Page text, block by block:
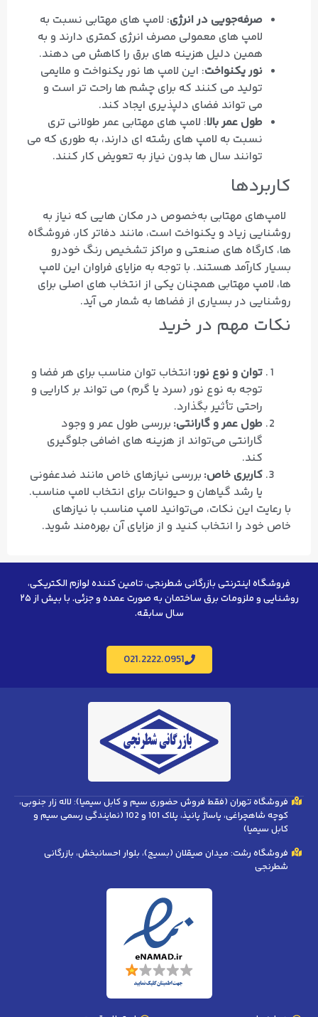
صرفه‌جویی در انرژی: لامپ‌ های مهتابی نسبت به
لامپ‌ های معمولی مصرف انرژی کمتری دارند و به
همین دلیل هزینه‌ های برق را کاهش می‌ دهند.
نور یکنواخت: این لامپ‌ ها نور یکنواخت و ملایمی
تولید می‌ کنند که برای چشم‌ ها راحت‌ تر است و
می‌ تواند فضای دلپذیری ایجاد کند.
طول عمر بالا: لامپ‌ های مهتابی عمر طولانی‌ تری
نسبت به لامپ‌ های رشته‌ ای دارند، به طوری که می‌
توانند سال‌ ها بدون نیاز به تعویض کار کنند.
کاربردها
لامپ‌های مهتابی به‌خصوص در مکان‌ هایی که نیاز به
روشنایی زیاد و یکنواخت است، مانند دفاتر کار، فروشگاه‌
ها، کارگاه‌ های صنعتی و مراکز تشخیص رنگ خودرو
بسیار کارآمد هستند. با توجه به مزایای فراوان این لامپ‌
ها، لامپ مهتابی همچنان یکی از انتخاب‌ های اصلی برای
روشنایی در بسیاری از فضاها به شمار می‌ آید.
نکات مهم در خرید
توان و نوع نور: انتخاب توان مناسب برای هر فضا و
توجه به نوع نور (سرد یا گرم) می‌ تواند بر کارایی و
راحتی تأثیر بگذارد.
طول عمر و گارانتی: بررسی طول عمر و وجود
گارانتی می‌تواند از هزینه‌ های اضافی جلوگیری
کند.
کاربری خاص: بررسی نیازهای خاص مانند ضدعفونی
یا رشد گیاهان و حیوانات برای انتخاب لامپ مناسب.
با رعایت این نکات، می‌توانید لامپ مناسب با نیازهای
خاص خود را انتخاب کنید و از مزایای آن بهره‌مند شوید.
فروشگاه اینترنتی بازرگانی شطرنجی، تامین کننده لوازم الکتریکی،
روشنایی و ملزومات برق ساختمان به صورت عمده و جزئی. با بیش از ۲۵
سال سابقه.
021.2222.0951
فروشگاه تهران (فقط فروش حضوری سیم و کابل سیمیا): لاله زار جنوبی،
کوچه شاهچراغی، پاساژ پانیذ، پلاک 101 و 102 (نمایندگی رسمی سیم و
کابل سیمیا)
فروشگاه رشت: میدان صیقلان (بسیج)، بلوار احسانبخش، بازرگانی
شطرنجی